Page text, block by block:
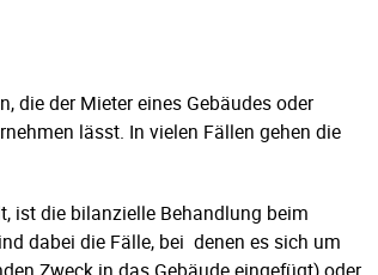
die der Mieter eines Gebäudes oder
lässt. In vielen Fällen gehen die
ist die bilanzielle Behandlung beim
dabei die Fälle, bei denen es sich um